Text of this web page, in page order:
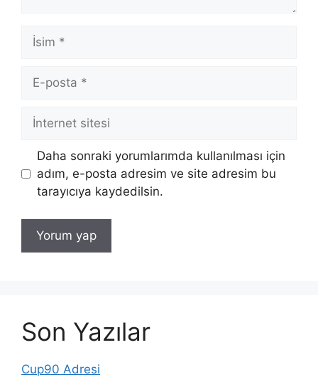
İsim
posta
İnternet
Daha sonraki yorumlarımda kullanılması için
adım, e-posta adresim ve site adresim bu
tarayıcıya kaydedilsin.
Son Yazılar
Cup90 Adresi